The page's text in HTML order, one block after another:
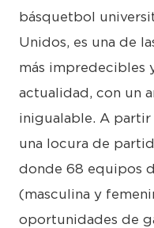
básquetbol
Unidos, es una de
más impredecibles
actualidad, con un
inigualable. A partir
una locura de
donde 68 equipos
(masculina y
oportunidades de